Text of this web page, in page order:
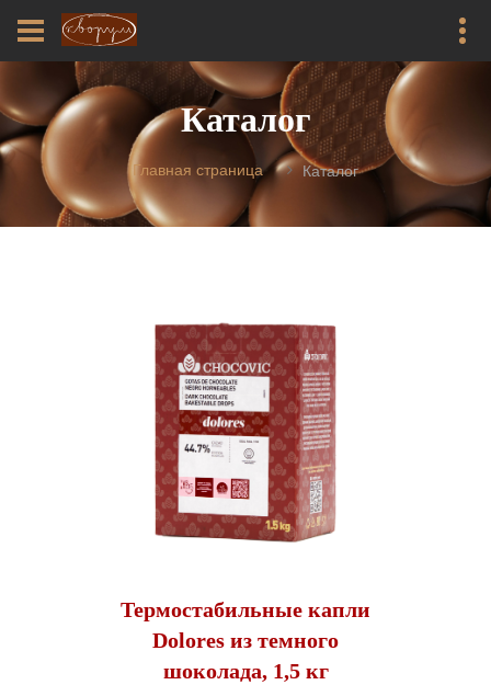
Каталог
Главная страница Каталог
Термостабильные капли
Dolores из темного
шоколада, 1,5 кг